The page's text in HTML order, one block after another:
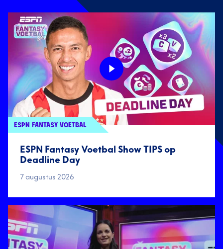
ESPN FANTASY VOETBAL
ESPN Fantasy Voetbal Show TIPS op
Deadline Day
7 augustus 2026